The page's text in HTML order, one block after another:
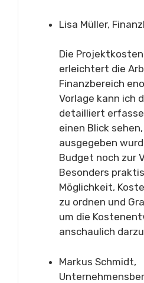
Lisa Müller,
Die
erleichtert die
Finanzbereich
Vorlage kann ich
detailliert
einen Blick
ausgegeben
Budget noch zur
Besonders
Möglichkeit,
zu ordnen und
um die
anschaulich
Markus Schmidt,